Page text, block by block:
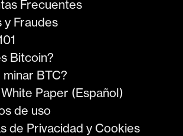
Frecuentes
y Fraudes
Bitcoin?
BTC?
Paper (Español)
de uso
de Privacidad y Cookies